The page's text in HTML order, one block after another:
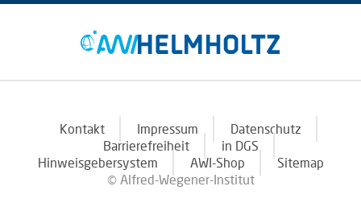
Kontakt Impressum
Datenschutz
Barrierefreiheit
in DGS
Hinweisgebersystem
AWI-Shop
Sitemap
© Alfred-Wegener-Institut